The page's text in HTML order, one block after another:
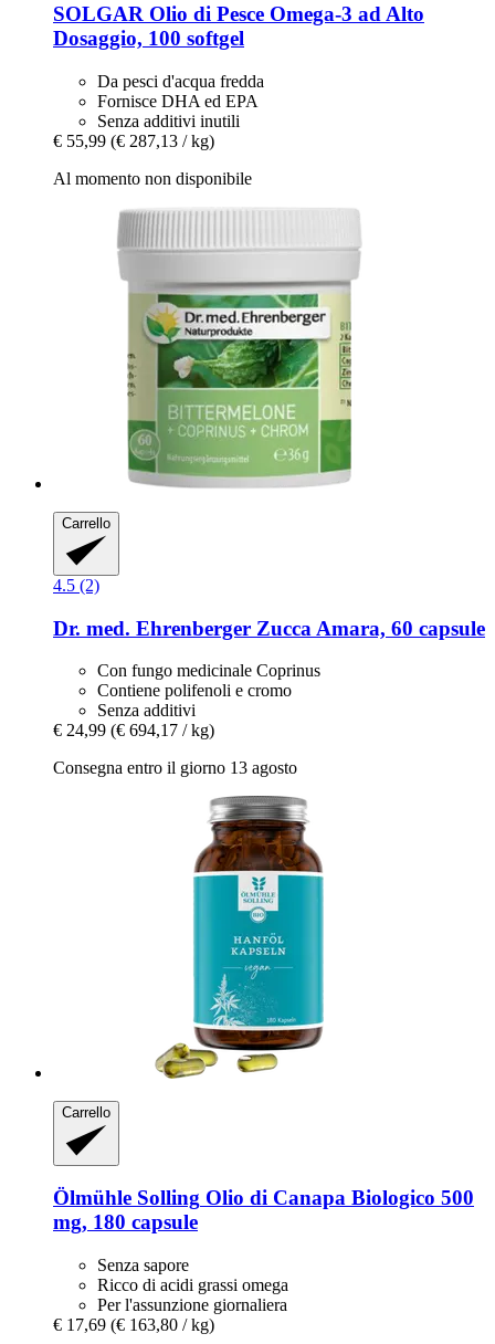
SOLGAR Olio di Pesce Omega-​3 ad Alto
Dosaggio, 100 softgel
Da pesci d'acqua fredda
Fornisce DHA ed EPA
Senza additivi inutili
€ 55,99 (€ 287,13 / kg)
Al momento non disponibile
Carrello
4.5 (2)
Dr. med. Ehrenberger Zucca Amara, 60 capsule
Con fungo medicinale Coprinus
Contiene polifenoli e cromo
Senza additivi
€ 24,99 (€ 694,17 / kg)
Consegna entro il giorno 13 agosto
Carrello
Ölmühle Solling Olio di Canapa Biologico 500
mg, 180 capsule
Senza sapore
Ricco di acidi grassi omega
Per l'assunzione giornaliera
€ 17,69 (€ 163,80 / kg)